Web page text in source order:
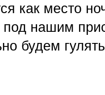
как место
нашим
будем